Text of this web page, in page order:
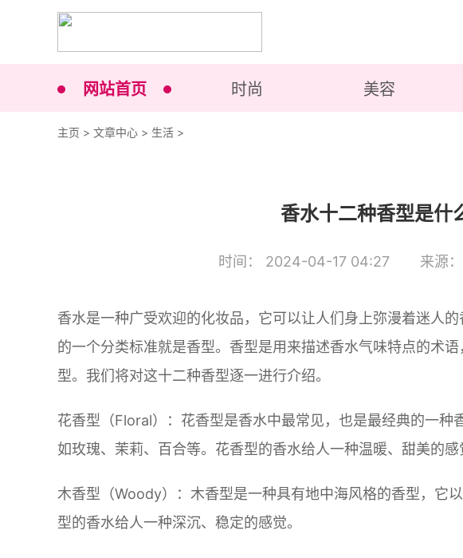
网站首页 时尚 美容
主页 > 文章中心 > 生活 >
香水十二种香型是什
时间： 2024-04-17 04:27 来源
香水是一种广受欢迎的化妆品，它可以让人们身上弥漫着迷人
的一个分类标准就是香型。香型是用来描述香水气味特点的术
型。我们将对这十二种香型逐一进行介绍。
花香型（Floral）：花香型是香水中最常见，也是最经典的一种
如玫瑰、茉莉、百合等。花香型的香水给人一种温暖、甜美的感
木香型（Woody）：木香型是一种具有地中海风格的香型，它
型的香水给人一种深沉、稳定的感觉。